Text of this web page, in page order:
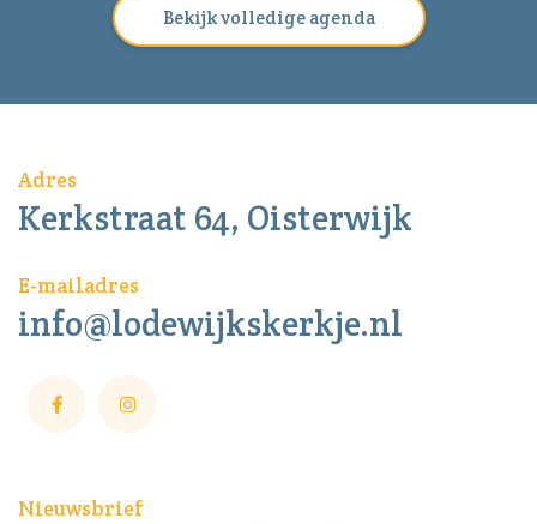
Bekijk volledige agenda
Adres
Kerkstraat 64, Oisterwijk
E-mailadres
info@lodewijkskerkje.nl
Nieuwsbrief